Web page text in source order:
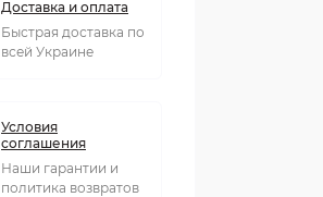
Доставка и оплата
Быстрая доставка по
всей Украине
Условия
соглашения
Наши гарантии и
политика возвратов